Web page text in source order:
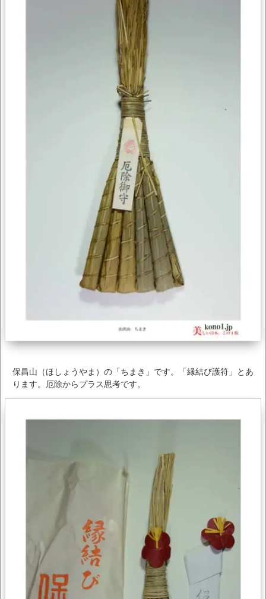
保昌山（ほしょうやま）の「ちまき」です。「縁結び護符」とあ
ります。厄除からプラス思考です。